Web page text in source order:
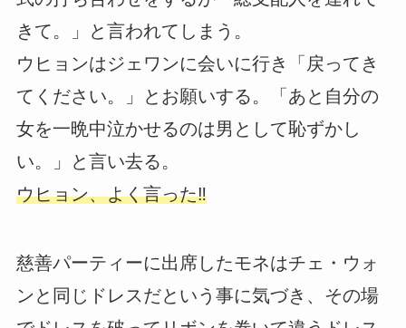
きて。」と言われてしまう。
ウヒョンはジェワンに会いに行き「戻ってき
てください。」とお願いする。「あと自分の
女を一晩中泣かせるのは男として恥ずかし
い。」と言い去る。
ウヒョン、よく言った‼
慈善パーティーに出席したモネはチェ・ウォ
ンと同じドレスだという事に気づき、その場